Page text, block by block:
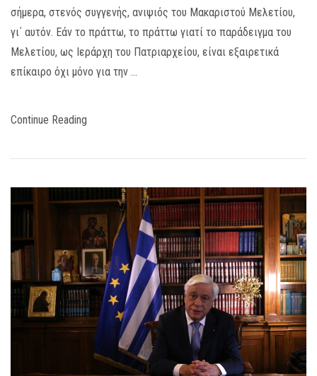
σήμερα, στενός συγγενής, ανιψιός του Μακαριστού Μελετίου,
γι΄ αυτόν. Εάν το πράττω, το πράττω γιατί το παράδειγμα του
Μελετίου, ως Ιεράρχη του Πατριαρχείου, είναι εξαιρετικά
επίκαιρο όχι μόνο για την …
Continue Reading